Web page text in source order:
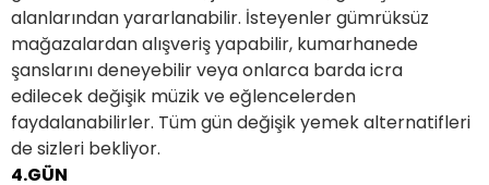
alanlarından yararlanabilir. İsteyenler gümrüksüz
mağazalardan alışveriş yapabilir, kumarhanede
şanslarını deneyebilir veya onlarca barda icra
edilecek değişik müzik ve eğlencelerden
faydalanabilirler. Tüm gün değişik yemek alternatifleri
de sizleri bekliyor.
4.GÜN